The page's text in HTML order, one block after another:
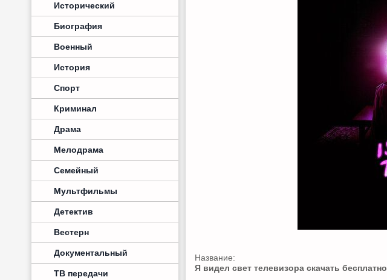
Исторический
Биография
Военный
История
Спорт
Криминал
Драма
Мелодрама
Семейный
Мультфильмы
Детектив
Вестерн
Документальный
ТВ передачи
Название:
Я видел свет телевизора скачать бесплатно